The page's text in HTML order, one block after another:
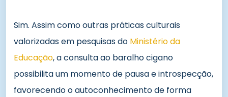
Sim. Assim como outras práticas culturais
valorizadas em pesquisas do Ministério da
Educação, a consulta ao baralho cigano
possibilita um momento de pausa e introspecção,
favorecendo o autoconhecimento de forma